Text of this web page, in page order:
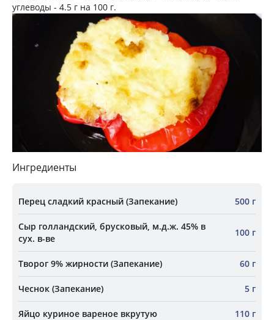
углеводы - 4.5 г на 100 г.
Ингредиенты
Перец сладкий красный (Запекание) 500 г
Сыр голландский, брусковый, м.д.ж. 45% в
сух. в-ве
100 г
Творог 9% жирности (Запекание) 60 г
Чеснок (Запекание) 5 г
Яйцо куриное вареное вкрутую 110 г